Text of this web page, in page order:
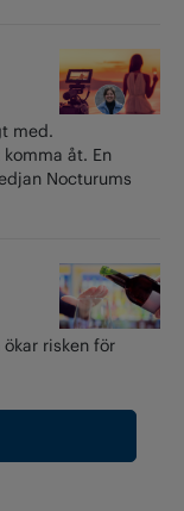
med.
åt. En
Nocturums
risken för